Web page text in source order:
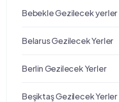
Bebekle Gezilecek yerler
Belarus Gezilecek Yerler
Berlin Gezilecek Yerler
Beşiktaş Gezilecek Yerler